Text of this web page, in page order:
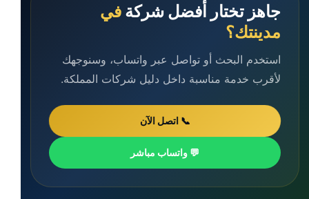
جاهز تختار أفضل شركة في
مدينتك؟
استخدم البحث أو تواصل عبر واتساب، وسنوجهك
لأقرب خدمة مناسبة داخل دليل شركات المملكة.
📞 اتصل الآن
💬 واتساب مباشر